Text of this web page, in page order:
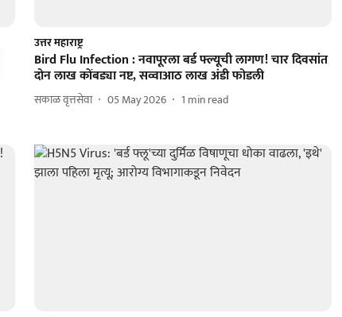
उत्तर महाराष्ट्र
Bird Flu Infection : नवापूरला बर्ड फ्ल्यूची लागण! चार दिवसांत
दोन लाख कोंबड्या नष्ट, सव्वाआठ लाख अंडी फोडली
सकाळ वृत्तसेवा 05 May 2026 1 min read